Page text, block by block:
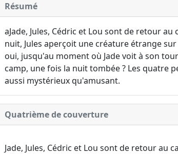
Résumé
aJade, Jules, Cédric et Lou sont de retour
nuit, Jules aperçoit une créature étrange
oui, jusqu'au moment où Jade voit à son
camp, une fois la nuit tombée ? Les quatre
aussi mystérieux qu'amusant.
Quatrième de couverture
Jade, Jules, Cédric et Lou sont de retour au